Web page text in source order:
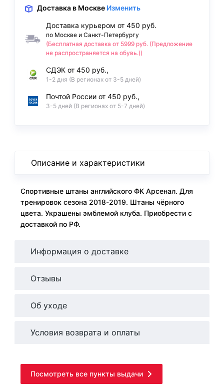
Доставка в Москве Изменить
Доставка курьером от 450 руб.
по Москве и Санкт-Петербургу
(Бесплатная доставка от 5999 руб. (Предложение
не распространяется на обувь.))
СДЭК от 450 руб.,
1-2 дня (В регионах от 3-5 дней)
Почтой России от 450 руб.,
3-5 дней (В регионах от 5-7 дней)
Описание и характеристики
Спортивные штаны английского ФК Арсенал. Для
тренировок сезона 2018-2019. Штаны чёрного
цвета. Украшены эмблемой клуба. Приобрести с
доставкой по РФ.
Информация о доставке
Отзывы
Об уходе
Условия возврата и оплаты
Посмотреть все пункты выдачи